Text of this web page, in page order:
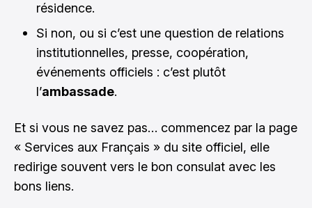
résidence.
Si non, ou si c’est une question de relations
institutionnelles, presse, coopération,
événements officiels : c’est plutôt
l’ambassade.
Et si vous ne savez pas… commencez par la page
« Services aux Français » du site officiel, elle
redirige souvent vers le bon consulat avec les
bons liens.